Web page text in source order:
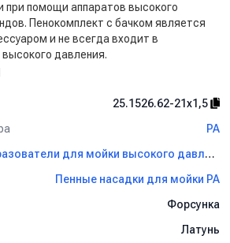
при помощи аппаратов высокого
Пенокомплект с бачком является
и не всегда входит в
давления.
25.1526.62-21х1,5
PA
Пенообразователи для мойки высокого давления PA
Пенные насадки для мойки PA
Форсунка
Латунь